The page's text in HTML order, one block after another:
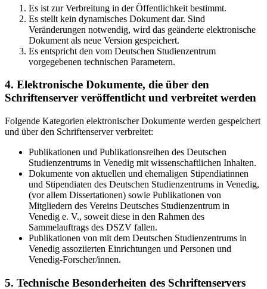
Es ist zur Verbreitung in der Öffentlichkeit bestimmt.
Es stellt kein dynamisches Dokument dar. Sind
Veränderungen notwendig, wird das geänderte elektronische
Dokument als neue Version gespeichert.
Es entspricht den vom Deutschen Studienzentrum
vorgegebenen technischen Parametern.
4. Elektronische Dokumente, die über den
Schriftenserver veröffentlicht und verbreitet werden
Folgende Kategorien elektronischer Dokumente werden gespeichert
und über den Schriftenserver verbreitet:
Publikationen und Publikationsreihen des Deutschen
Studienzentrums in Venedig mit wissenschaftlichen Inhalten.
Dokumente von aktuellen und ehemaligen Stipendiatinnen
und Stipendiaten des Deutschen Studienzentrums in Venedig,
(vor allem Dissertationen) sowie Publikationen von
Mitgliedern des Vereins Deutsches Studienzentrum in
Venedig e. V., soweit diese in den Rahmen des
Sammelauftrags des DSZV fallen.
Publikationen von mit dem Deutschen Studienzentrums in
Venedig assoziierten Einrichtungen und Personen und
Venedig-Forscher/innen.
5. Technische Besonderheiten des Schriftenservers